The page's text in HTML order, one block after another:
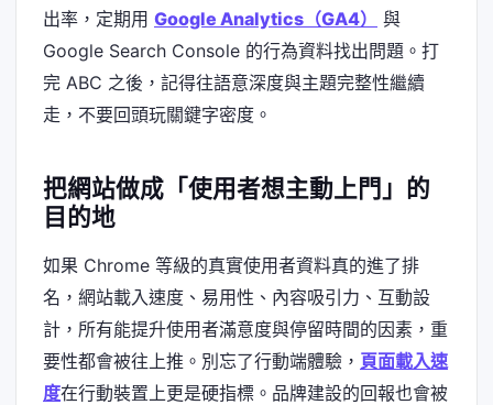
出率，定期用 Google Analytics（GA4）
與
Google Search Console 的行為資料找出問題。打
完 ABC 之後，記得往語意深度與主題完整性繼續
走，不要回頭玩關鍵字密度。
把網站做成「使用者想主動上門」的
目的地
如果 Chrome 等級的真實使用者資料真的進了排
名，網站載入速度、易用性、內容吸引力、互動設
計，所有能提升使用者滿意度與停留時間的因素，重
要性都會被往上推。別忘了行動端體驗， 頁面載入速
度在行動裝置上更是硬指標。品牌建設的回報也會被